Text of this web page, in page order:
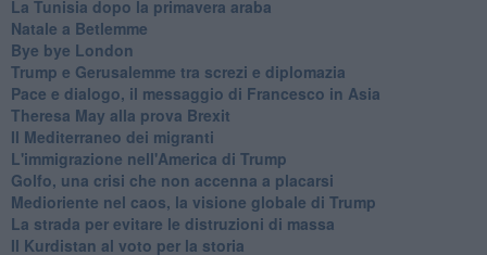
La Tunisia dopo la primavera araba
Natale a Betlemme
Bye bye London
Trump e Gerusalemme tra screzi e diplomazia
Pace e dialogo, il messaggio di Francesco in Asia
Theresa May alla prova Brexit
Il Mediterraneo dei migranti
L'immigrazione nell'America di Trump
Golfo, una crisi che non accenna a placarsi
Medioriente nel caos, la visione globale di Trump
La strada per evitare le distruzioni di massa
Il Kurdistan al voto per la storia